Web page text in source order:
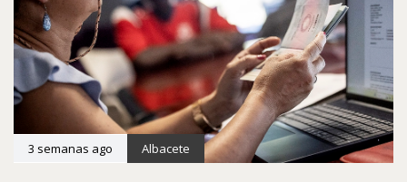
3 semanas ago Albacete